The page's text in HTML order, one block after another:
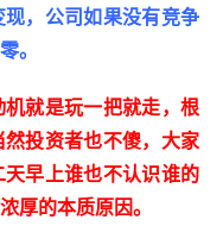
，公司如果没有竞争
。
就是玩一把就走，根
投资者也不傻，大家
早上谁也不认识谁的
厚的本质原因。